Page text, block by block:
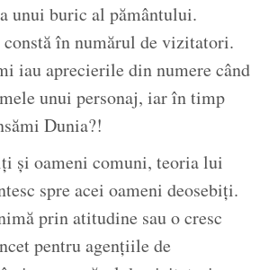
unui buric al pământului.
în numărul de vizitatori.
iau aprecierile din numere când
unui personaj, iar în timp
Dunia?!
și oameni comuni, teoria lui
spre acei oameni deosebiți.
prin atitudine sau o cresc
pentru agențiile de